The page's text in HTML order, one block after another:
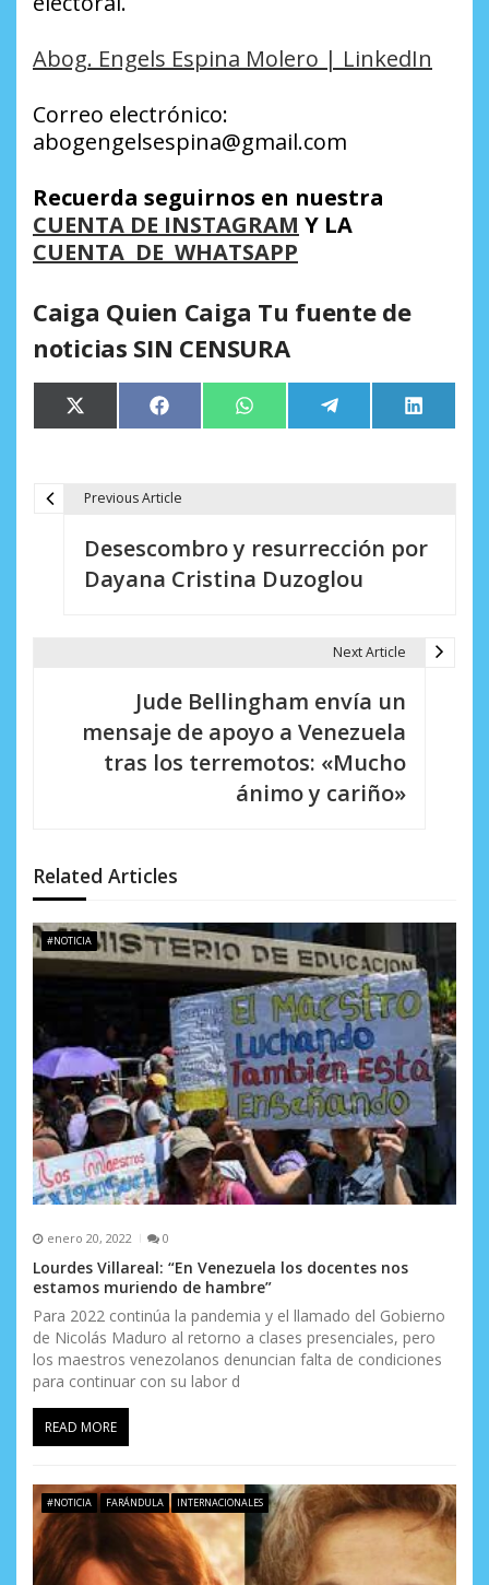
Abog. Engels Espina Molero | LinkedIn
Correo electrónico:
abogengelsespina@gmail.com
Recuerda seguirnos en nuestra
CUENTA DE INSTAGRAM Y LA
CUENTA DE WHATSAPP
Caiga Quien Caiga Tu fuente de
noticias SIN CENSURA
Compartir
en
X
(Twitter)
Compartir
en
Facebook Compartir
en
WhatsApp Compartir
en
Telegram
en
LinkedIn
n
d
e
n
t
r
a
d
a
s
Previous Article
Desescombro y resurrección por
Dayana Cristina Duzoglou
Next Article
Jude Bellingham envía un
mensaje de apoyo a Venezuela
tras los terremotos: «Mucho
ánimo y cariño»
Related Articles
#NOTICIA
enero 20, 2022 0
Lourdes Villareal: “En Venezuela los docentes nos
estamos muriendo de hambre”
Para 2022 continúa la pandemia y el llamado del Gobierno
de Nicolás Maduro al retorno a clases presenciales, pero
los maestros venezolanos denuncian falta de condiciones
para continuar con su labor d
READ MORE
#NOTICIA FARÁNDULA INTERNACIONALES